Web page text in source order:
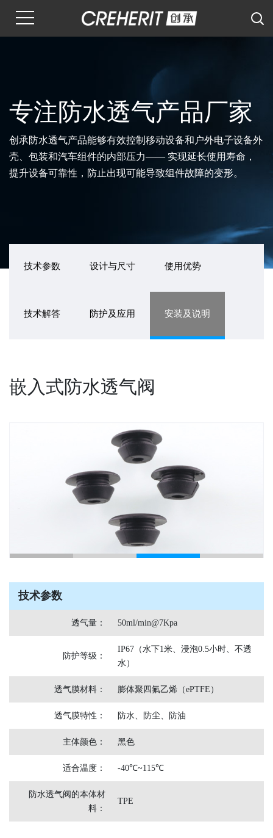
专注防水透气产品厂家
创承防水透气产品能够有效控制移动设备和户外电子设备外
壳、包装和汽车组件的内部压力—— 实现延长使用寿命，
提升设备可靠性，防止出现可能导致组件故障的变形。
技术参数 设计与尺寸 使用优势
技术解答 防护及应用 安装及说明
嵌入式防水透气阀
技术参数
透气量 ： 50ml/min@7Kpa
防护等级 ：
IP67（水下1米、浸泡0.5小时、不透
水）
透气膜材料： 膨体聚四氟乙烯（ePTFE）
透气膜特性： 防水、防尘、防油
主体颜色： 黑色
适合温度： -40℃~115℃
防水透气阀的本体材
料：
TPE